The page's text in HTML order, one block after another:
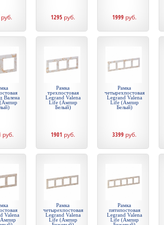
руб. 1295 руб. 1999 руб.
Валена
руб.
Рамка
трехпостовая
Legrand Valena
Life (Ампир
Белый)
1901 руб.
Рамка
четырехпостовая
Legrand Valena
Life (Ампир
Белый)
3399 руб.
Valena
Рамка
четырехпостовая
Legrand Valena
Life (Ампир
Рамка
пятипостовая
Legrand Valena
Life (Ампир